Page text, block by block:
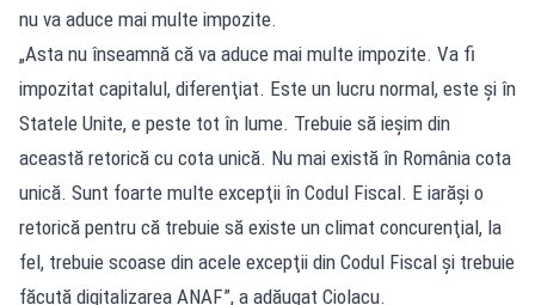
nu va aduce mai multe impozite.
„Asta nu înseamnă că va aduce mai multe impozite. Va fi
impozitat capitalul, diferenţiat. Este un lucru normal, este şi în
Statele Unite, e peste tot în lume. Trebuie să ieşim din
această retorică cu cota unică. Nu mai există în România cota
unică. Sunt foarte multe excepţii în Codul Fiscal. E iarăşi o
retorică pentru că trebuie să existe un climat concurenţial, la
fel, trebuie scoase din acele excepţii din Codul Fiscal şi trebuie
făcută digitalizarea ANAF”, a adăugat Ciolacu.